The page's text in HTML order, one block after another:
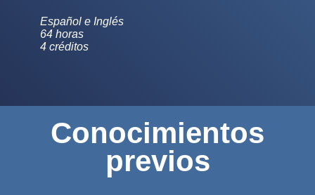
Español e Inglés
64 horas
4 créditos
Conocimientos
previos